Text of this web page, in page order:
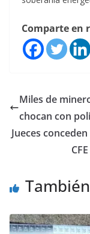
Comparte en
Miles de
chocan con
Jueces